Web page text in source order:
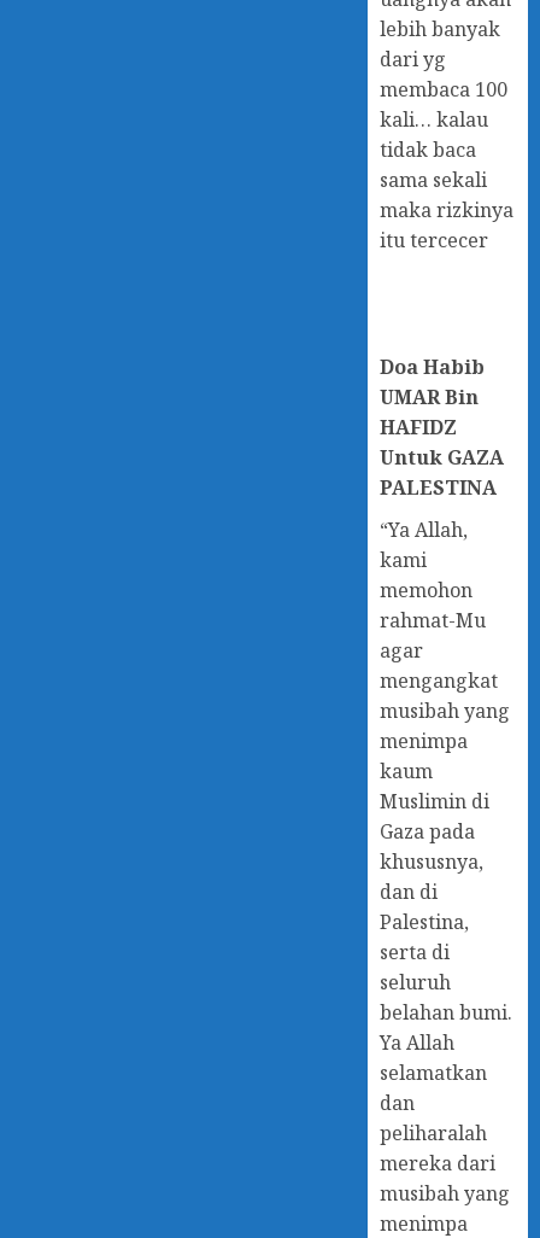
lebih banyak
dari yg
membaca 100
kali… kalau
tidak baca
sama sekali
maka rizkinya
itu tercecer
DoaHabib
UMAR Bin
HAFIDZ
Untuk GAZA
PALESTINA
“Ya Allah,
kami
memohon
rahmat-Mu
agar
mengangkat
musibah yang
menimpa
kaum
Muslimin di
Gaza pada
khususnya,
dan di
Palestina,
serta di
seluruh
belahan bumi.
Ya Allah
selamatkan
dan
peliharalah
mereka dari
musibah yang
menimpa